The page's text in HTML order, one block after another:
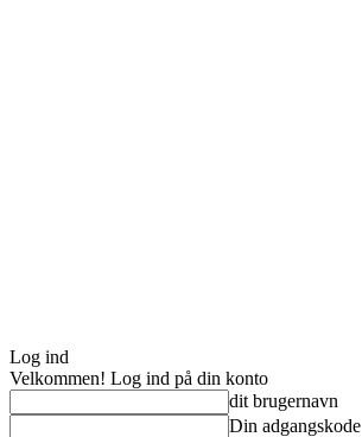
Log ind
Velkommen! Log ind på din konto
dit brugernavn
Din adgangskode